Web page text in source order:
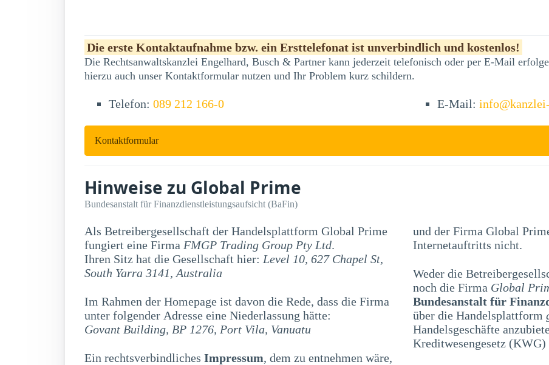
Die erste Kontaktaufnahme bzw. ein Ersttelefonat ist unverbindlich und kostenlos!
Die Rechtsanwaltskanzlei Engelhard, Busch & Partner kann jederzeit telefonisch oder per E-Mail
hierzu auch unser Kontaktformular nutzen und Ihr Problem kurz schildern.
Telefon: 089 212 166-0 E-Mail:
Kontaktformular
Hinweise zu Global Prime
Bundesanstalt für Finanzdienstleistungsaufsicht (BaFin)
Als Betreibergesellschaft der Handelsplattform Global Prime
fungiert eine Firma FMGP Trading Group Pty Ltd.
Ihren Sitz hat die Gesellschaft hier: Level 10, 627 Chapel St,
South Yarra 3141, Australia
Im Rahmen der Homepage ist davon die Rede, dass die Firma
unter folgender Adresse eine Niederlassung hätte:
Govant Building, BP 1276, Port Vila, Vanuatu
Ein rechtsverbindliches Impressum, dem zu entnehmen wäre,
und der Firma Global
Internetauftritts nicht.
Weder die
noch die Firma Global
Bundesanstalt für
über die Handelsplattform
Handelsgeschäfte
Kreditwesengesetz